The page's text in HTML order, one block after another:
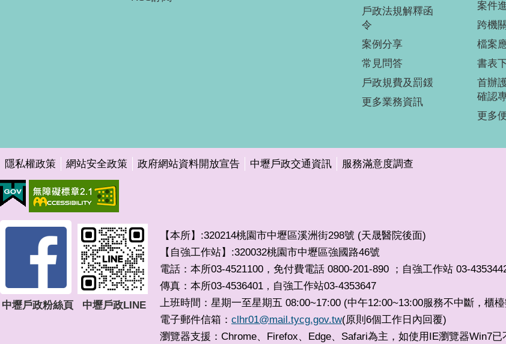
戶政法規解釋函
令
案例分享
常見問答
戶政規費及罰鍰
更多業務資訊
案件
跨機
檔案
書表
首辦
確認
更多
隱私權政策 網站安全政策 政府網站資料開放宣告 中壢戶政交通資訊 服務滿意度調查
中壢戶政粉絲頁 中壢戶政LINE
【本所】:320214桃園市中壢區溪洲街298號 (天晟醫院後面)
【自強工作站】:320032桃園市中壢區強國路46號
電話：本所03-4521100，免付費電話 0800-201-890 ；自強工作站 03-
傳真：本所03-4536401 ， 自強工作站03-4353647
上班時間：星期一至星期五 08:00~17:00 (中午12:00~13:00服務不中斷，櫃
電子郵件信箱： clhr01@mail.tycg.gov.tw(原則6個工作日內回覆)
瀏覽器支援：Chrome、Firefox、Edge、Safari為主，如使用IE瀏覽器Win7